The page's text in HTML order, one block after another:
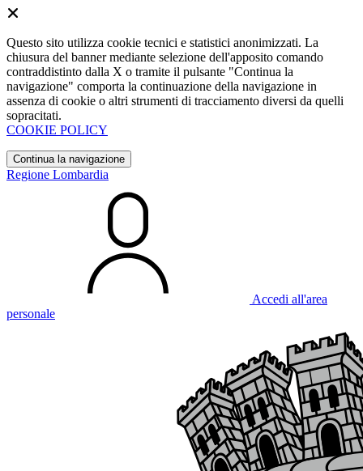
Questo sito utilizza cookie tecnici e statistici anonimizzati. La
chiusura del banner mediante selezione dell'apposito comando
contraddistinto dalla X o tramite il pulsante "Continua la
navigazione" comporta la continuazione della navigazione in
assenza di cookie o altri strumenti di tracciamento diversi da quelli
sopracitati.
COOKIE POLICY
Continua la navigazione
Regione Lombardia
Accedi all'area
personale